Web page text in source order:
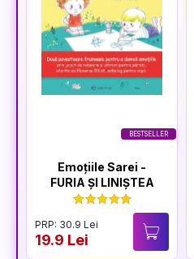
BESTSELLER
Emoțiile Sarei -
FURIA ȘI LINIȘTEA
PRP: 30.9 Lei
19.9 Lei